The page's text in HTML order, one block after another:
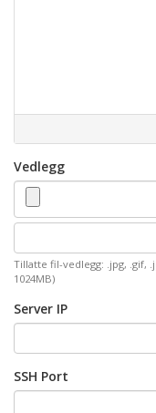
Vedlegg
Tillatte fil-vedlegg: .jpg, .gif,
1024MB)
Server IP
SSH Port